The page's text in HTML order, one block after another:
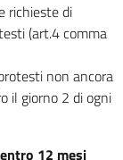
richieste di
(art.4 comma
non ancora
il giorno 2 di ogni
12 mesi